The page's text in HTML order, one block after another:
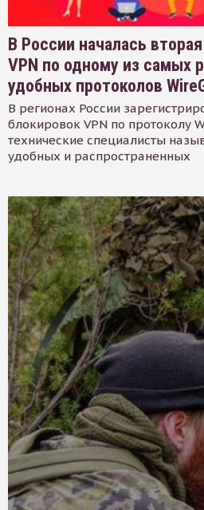
В России началась
VPN по одному из самых
удобных протоколов
В регионах России
блокировок VPN по протоколу
технические специалисты
удобных и распространенных